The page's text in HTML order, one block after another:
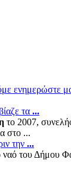
ενημερώστε
τα ...
το 2007,
στο ...
την ...
του Δήμου